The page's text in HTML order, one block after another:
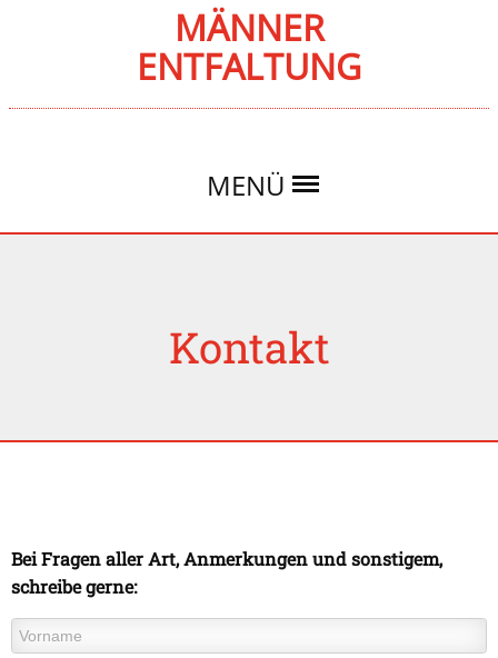
MÄNNER
ENTFALTUNG
MENÜ
Kontakt
Bei Fragen aller Art, Anmerkungen und sonstigem,
schreibe gerne: